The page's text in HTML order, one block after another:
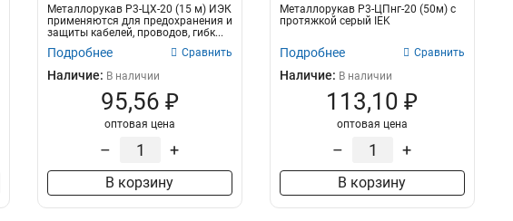
Металлорукав Р3-ЦХ-20 (15 м) ИЭК
применяются для предохранения и
защиты кабелей, проводов, гибк...
Подробнее Сравнить
Наличие: В наличии
95,56 ₽
оптовая цена
– +
В корзину
Металлорукав Р3-ЦПнг-20 (50м) с
протяжкой серый IEK
Подробнее Сравнить
Наличие: В наличии
113,10 ₽
оптовая цена
– +
В корзину